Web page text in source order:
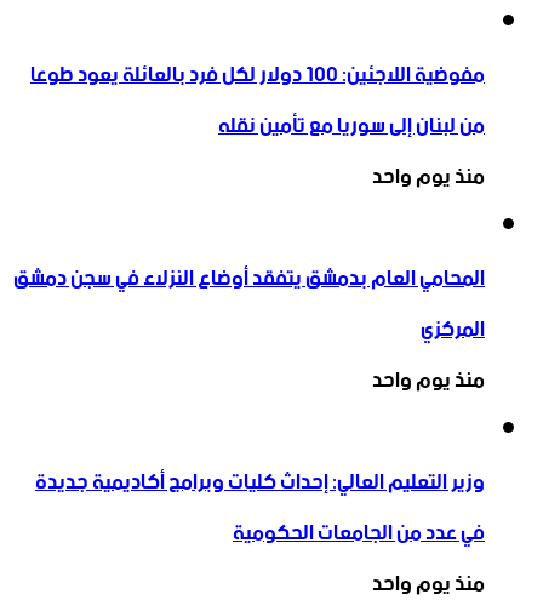
مفوضية اللاجئين: 100 دولار لكل فرد بالعائلة يعود طوعا
من لبنان إلى سوريا مع تأمين نقله
منذ يوم واحد
المحامي العام بدمشق يتفقد أوضاع النزلاء في سجن دمشق
المركزي
منذ يوم واحد
وزير التعليم العالي: إحداث كليات وبرامج أكاديمية جديدة
في عدد من الجامعات الحكومية
منذ يوم واحد